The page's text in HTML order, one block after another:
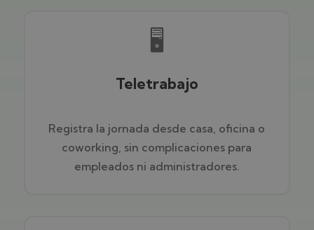
🖥️
Teletrabajo
Registra la jornada desde casa, oficina o
coworking, sin complicaciones para
empleados ni administradores.